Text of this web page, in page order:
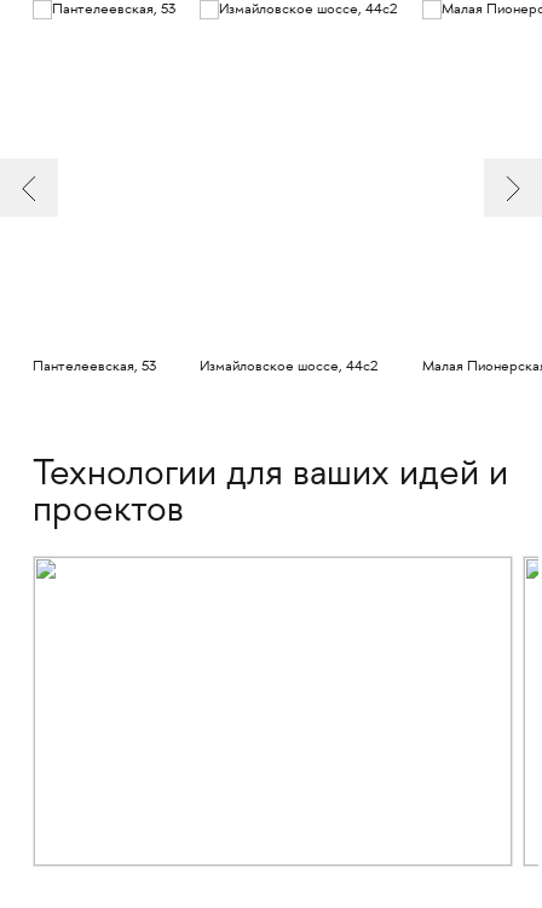
Пантелеевская, 53 Измайловское шоссе, 44с2 Малая
Технологии для ваших идей и
проектов